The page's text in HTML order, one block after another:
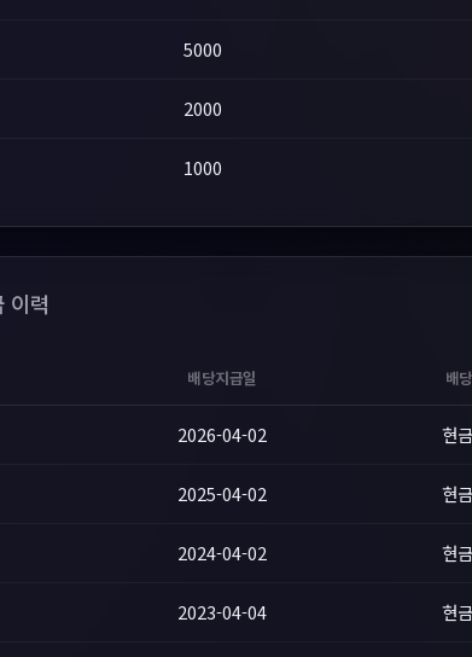
5000
2000
1000
이력
배당지급일 배
2026-04-02 현
2025-04-02 현
2024-04-02 현
2023-04-04 현